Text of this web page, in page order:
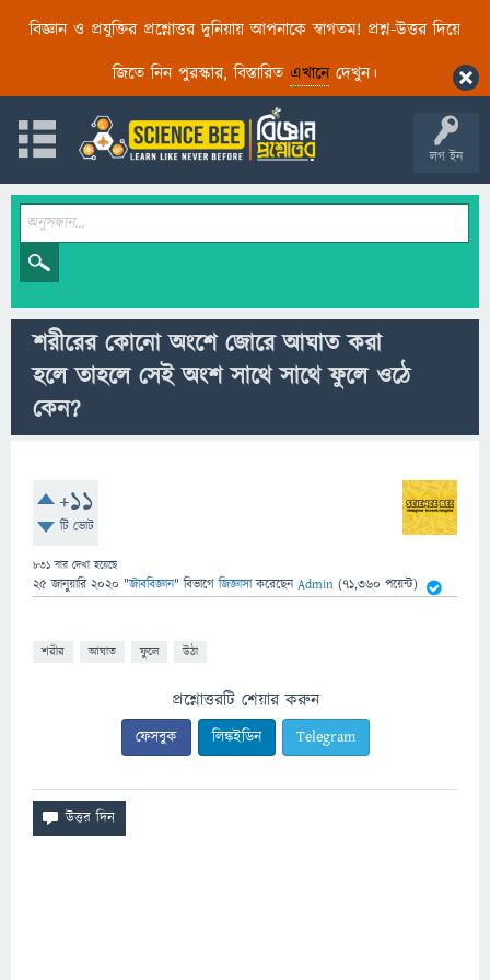
বিজ্ঞান ও প্রযুক্তির প্রশ্নোত্তর দুনিয়ায় আপনাকে স্বাগতম! প্রশ্ন-উত্তর দিয়ে
জিতে নিন পুরস্কার, বিস্তারিত এখানেদেখুন।
লগ ইন
শরীরের কোনো অংশে জোরে আঘাত করা
হলে তাহলে সেই অংশ সাথে সাথে ফুলে ওঠে
কেন?
+11
টি ভোট
831 বার দেখা হয়েছে
25 জানুয়ারি 2020 "জীববিজ্ঞান" বিভাগে জিজ্ঞাসাকরেছেনAdmin (71,360 পয়েন্ট)
শরীর আঘাত ফুলে উঠা
প্রশ্নোত্তরটি শেয়ার করুন
ফেসবুক লিঙ্কইডিন Telegram